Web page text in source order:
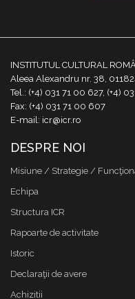
INSTITUTUL CULTURAL
Aleea Alexandru nr. 38,
Tel.: (+4) 031 71 00 627, (+4)
Fax: (+4) 031 71 00 607
E-mail: icr@icr.ro
DESPRE NOI
Misiune / Strategie /
Echipa
Structura ICR
Rapoarte de activitate
Istoric
Declaraţii de avere
Achizitii